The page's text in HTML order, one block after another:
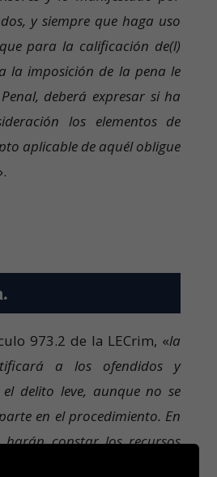
y siempre que haga uso
para la calificación de(l)
la imposición de la pena le
deberá expresar si ha
los elementos de
aplicable de aquél obligue
973.2 de la LECrim, «la
a los ofendidos y
delito leve, aunque no se
en el procedimiento. En
constar los recursos
la resolución comunicada,